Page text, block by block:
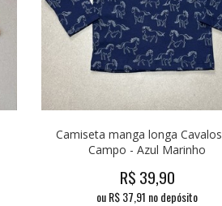
Camiseta manga longa
Campo - Azul Marinho
R$ 39,90
ou R$37,91 no depósito